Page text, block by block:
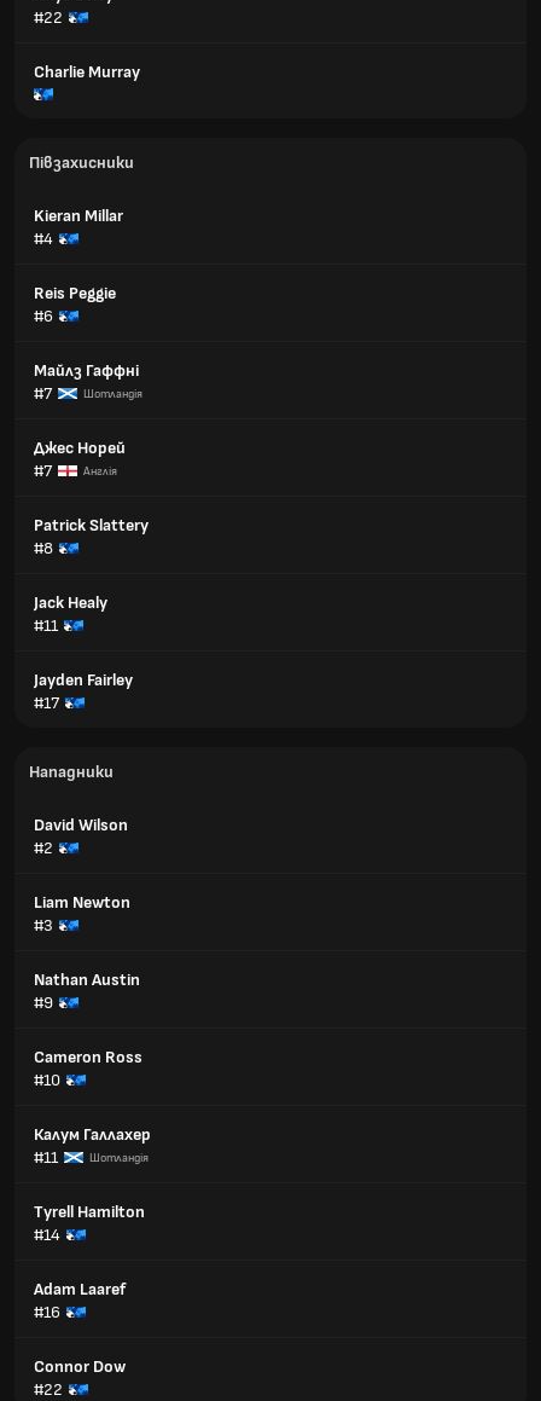
#22
Charlie Murray
Півзахисники
Kieran Millar
#4
Reis Peggie
#6
Майлз Гаффні
#7
Шотландія
Джес Норей
#7
Англія
Patrick Slattery
#8
Jack Healy
#11
Jayden Fairley
#17
Нападники
David Wilson
#2
Liam Newton
#3
Nathan Austin
#9
Cameron Ross
#10
Калум Галлахер
#11
Шотландія
Tyrell Hamilton
#14
Adam Laaref
#16
Connor Dow
#22